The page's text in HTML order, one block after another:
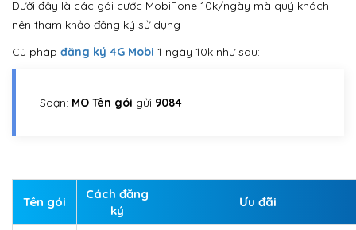
Dưới đây là các gói cước MobiFone 10k/ngày mà quý khách
nên tham khảo đăng ký sử dụng
Cú pháp đăng ký 4G Mobi 1 ngày 10k như sau:
Soạn: MO Tên gói gửi 9084
Tên gói
Cách đăng
ký
Ưu đãi